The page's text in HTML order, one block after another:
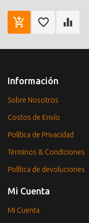
Información
Sobre Nosotros
Costos de Envío
Política de Privacidad
Términos & Condiciones
Política de devoluciones
Mi Cuenta
Mi Cuenta